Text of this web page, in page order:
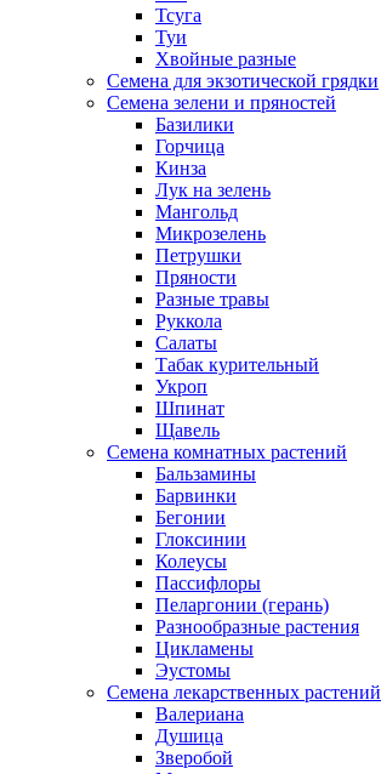
Тсуга
Туи
Хвойные разные
Семена для экзотической грядки
Семена зелени и пряностей
Базилики
Горчица
Кинза
Лук на зелень
Мангольд
Микрозелень
Петрушки
Пряности
Разные травы
Руккола
Салаты
Табак курительный
Укроп
Шпинат
Щавель
Семена комнатных растений
Бальзамины
Барвинки
Бегонии
Глоксинии
Колеусы
Пассифлоры
Пеларгонии (герань)
Разнообразные растения
Цикламены
Эустомы
Семена лекарственных растений
Валериана
Душица
Зверобой